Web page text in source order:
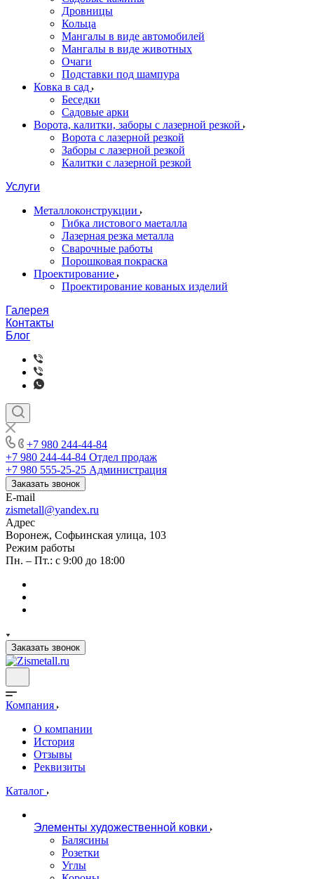
Дровницы
Кольца
Мангалы в виде автомобилей
Мангалы в виде животных
Очаги
Подставки под шампура
Ковка в сад
Беседки
Садовые арки
Ворота, калитки, заборы с лазерной резкой
Ворота с лазерной резкой
Заборы с лазерной резкой
Калитки с лазерной резкой
Услуги
Металлоконструкции
Гибка листового маеталла
Лазерная резка металла
Сварочные работы
Порошковая покраска
Проектирование
Проектирование кованых изделий
Галерея
Контакты
Блог
+7 980 244-44-84
+7 980 244-44-84 Отдел продаж
+7 980 555-25-25 Администрация
Заказать звонок
E-mail
zismetall@yandex.ru
Адрес
Воронеж, Софьинская улица, 103
Режим работы
Пн. – Пт.: с 9:00 до 18:00
Заказать звонок
Компания
О компании
История
Отзывы
Реквизиты
Каталог
Элементы художественной ковки
Балясины
Розетки
Углы